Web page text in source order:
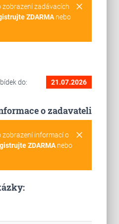
clear
zobrazení zadávacích
ZDARMAnebo
do: 21.07.2026
o zadavateli
clear
zobrazení informací o
ZDARMAnebo